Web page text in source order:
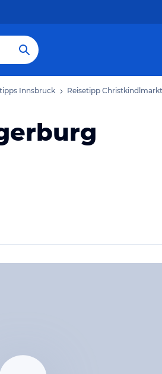
Innsbruck Reisetipp